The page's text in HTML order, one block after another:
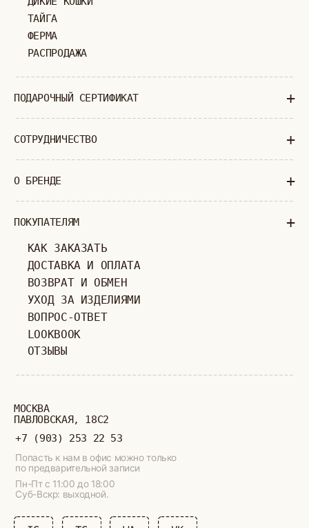
Пн-Пт с 11:00 до 18:00
Суб-Вскр: выходной.
ИП ВЕЛИЛЯЕВ ЭДЕМ РАСИМОВИЧ
ОГРНИП: 320774600377032